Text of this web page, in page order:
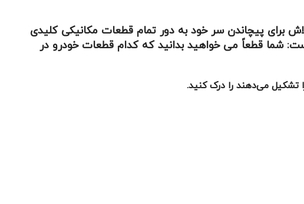
برای پیچاندن سر خود به دور تمام قطعات مکانیکی کلیدی
شما قطعاً می خواهید بدانید که کدام قطعات خودرو در
تشکیل می‌دهند را درک کنید.